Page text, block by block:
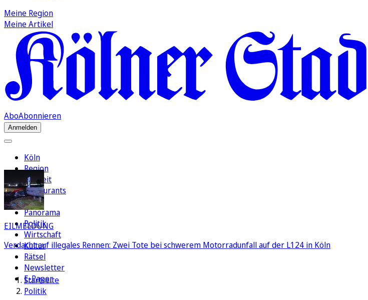
Meine Region
Meine Artikel
AboAbonnieren
Anmelden
Köln
Region
Freizeit
Restaurants
FC
Panorama
Politik
Wirtschaft
Kultur
Rätsel
Newsletter
E-Paper
EILMELDUNG
Verdacht auf illegales Rennen: Zwei Tote bei schwerem Motorradunfall auf der L124 in Köln
Startseite
Politik